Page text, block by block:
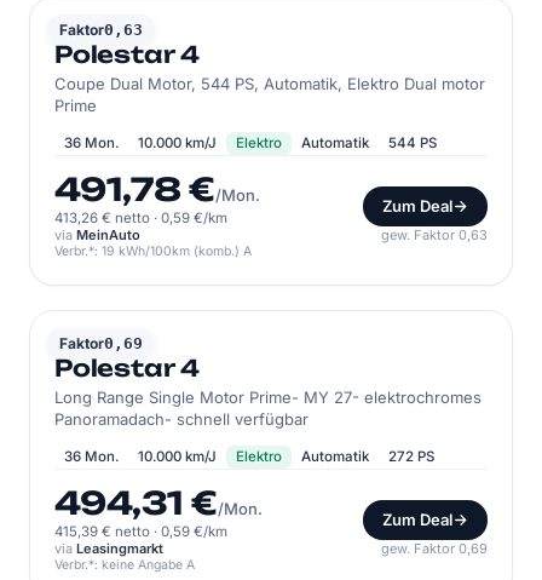
Faktor0,63
POLESTAR
Polestar 4
Coupe Dual Motor, 544 PS, Automatik, Elektro Dual motor
Prime
36 Mon. 10.000 km/J Elektro Automatik 544 PS
491,78 €/Mon.
413,26 € netto · 0,59 €/km
Zum Deal
via MeinAuto gew. Faktor 0,63
Verbr.*: 19 kWh/100km (komb.) A
Faktor0,69
POLESTAR
Polestar 4
Long Range Single Motor Prime- MY 27- elektrochromes
Panoramadach- schnell verfügbar
36 Mon. 10.000 km/J Elektro Automatik 272 PS
494,31 €/Mon.
415,39 € netto · 0,59 €/km
Zum Deal
via Leasingmarkt gew. Faktor 0,69
Verbr.*: keine Angabe A